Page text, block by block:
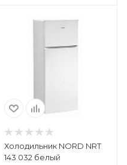
Холодильник NORD NRT
143 032 белый